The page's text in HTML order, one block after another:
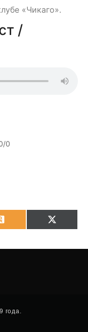
«Чикаго».
/
/0
OdnoklassnikiX
года.